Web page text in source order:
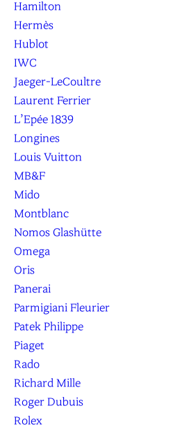
Hamilton
Hermès
Hublot
IWC
Jaeger-LeCoultre
Laurent Ferrier
L’Epée 1839
Longines
Louis Vuitton
MB&F
Mido
Montblanc
Nomos Glashütte
Omega
Oris
Panerai
Parmigiani Fleurier
Patek Philippe
Piaget
Rado
Richard Mille
Roger Dubuis
Rolex